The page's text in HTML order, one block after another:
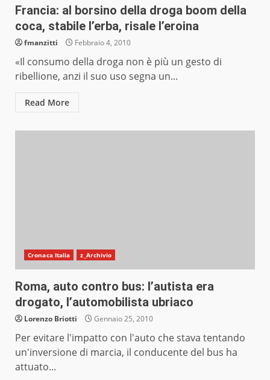
Francia: al borsino della droga boom della
coca, stabile l’erba, risale l’eroina
fmanzitti Febbraio 4, 2010
«Il consumo della droga non è più un gesto di
ribellione, anzi il suo uso segna un...
Read More
Cronaca Italia z_Archivio
Roma, auto contro bus: l’autista era
drogato, l’automobilista ubriaco
Lorenzo Briotti Gennaio 25, 2010
Per evitare l'impatto con l'auto che stava tentando
un'inversione di marcia, il conducente del bus ha
attuato...